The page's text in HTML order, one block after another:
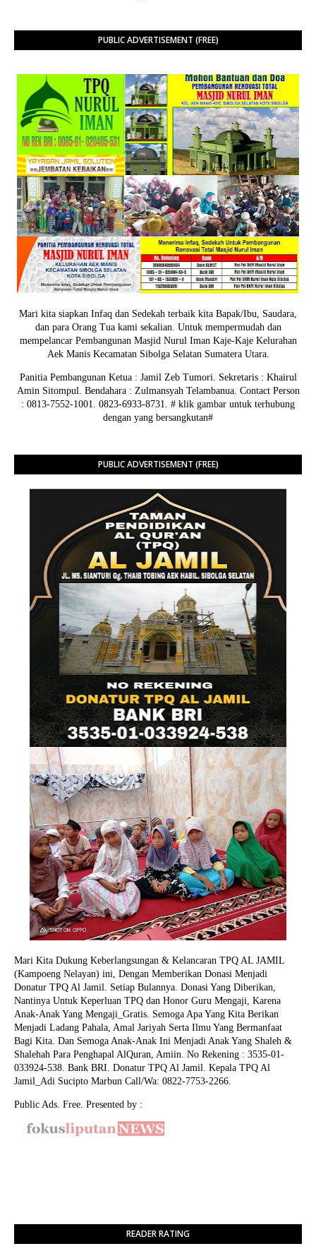
PUBLIC ADVERTISEMENT (FREE)
Mari kita siapkan Infaq dan Sedekah terbaik kita Bapak/Ibu, Saudara,
dan para Orang Tua kami sekalian. Untuk mempermudah dan
mempelancar Pembangunan Masjid Nurul Iman Kaje-Kaje Kelurahan
Aek Manis Kecamatan Sibolga Selatan Sumatera Utara.
Panitia Pembangunan Ketua : Jamil Zeb Tumori. Sekretaris : Khairul
Amin Sitompul. Bendahara : Zulmansyah Telambanua. Contact Person
: 0813-7552-1001. 0823-6933-8731. # klik gambar untuk terhubung
dengan yang bersangkutan#
PUBLIC ADVERTISEMENT (FREE)
Mari Kita Dukung Keberlangsungan & Kelancaran TPQ AL JAMIL
(Kampoeng Nelayan) ini, Dengan Memberikan Donasi Menjadi
Donatur TPQ Al Jamil. Setiap Bulannya. Donasi Yang Diberikan,
Nantinya Untuk Keperluan TPQ dan Honor Guru Mengaji, Karena
Anak-Anak Yang Mengaji_Gratis. Semoga Apa Yang Kita Berikan
Menjadi Ladang Pahala, Amal Jariyah Serta Ilmu Yang Bermanfaat
Bagi Kita. Dan Semoga Anak-Anak Ini Menjadi Anak Yang Shaleh &
Shalehah Para Penghapal AlQuran, Amiin. No Rekening : 3535-01-
033924-538. Bank BRI. Donatur TPQ Al Jamil. Kepala TPQ Al
Jamil_Adi Sucipto Marbun Call/Wa: 0822-7753-2266.
Public Ads. Free. Presented by :
READER RATING